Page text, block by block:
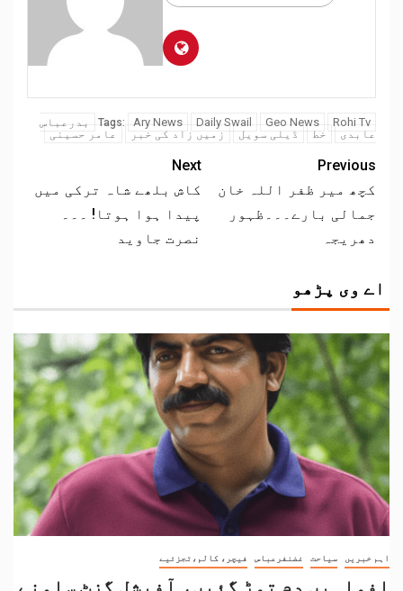
Tags: Ary News Daily Swail Geo News Rohi Tv
بدرعباس
عابدی
خط ڈیلی سویل زمیں زاد کی خبر عامر حسینی
Previous
کچھ میر ظفر اللہ خان
جمالی بارے۔۔۔ظہور
دھریجہ
Next
کاش بلھے شاہ ترکی میں
پیدا ہوا ہوتا! ۔۔۔
نصرت جاوید
اے وی پڑھو
اہم خبریں سیاحت غضنفرعباس فیچر، کالم،تجزئیے
افواہیں دم توڑ گئیں، آفیشل گزٹ سامنے